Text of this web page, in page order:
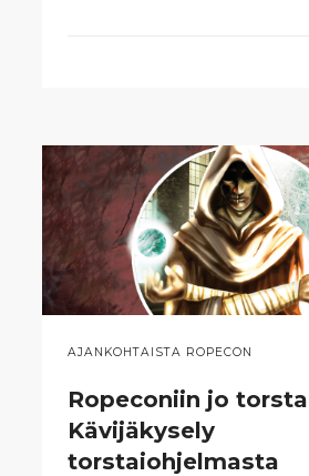
AJANKOHTAISTA ROPECON
Ropeconiin jo
Kävijäkysely
torstaiohjelmasta